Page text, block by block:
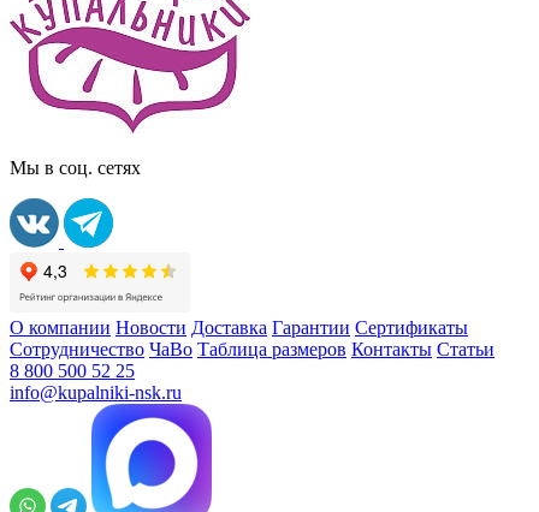
Мы в соц. сетях
О компании Новости Доставка Гарантии Сертификаты
Сотрудничество ЧаВо Таблица размеров Контакты Статьи
8 800 500 52 25
info@kupalniki-nsk.ru